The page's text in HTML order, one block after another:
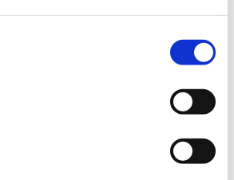
bij actieve acne?
behandelingen die je kunt
acne:
uitbraken en een
huidtextuur na slechts een paar